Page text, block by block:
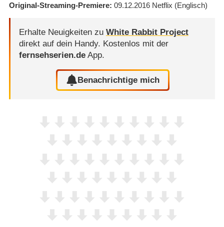
Original-Streaming-Premiere 09.12.2016 Netflix (Englisch)
Erhalte Neuigkeiten zu White Rabbit Project
direkt auf dein Handy. Kostenlos mit der
fernsehserien.deApp.
Benachrichtige mich